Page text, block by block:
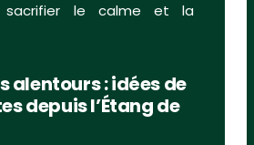
sacrifier le calme et la
alentours : idées de
depuis l’Étang de